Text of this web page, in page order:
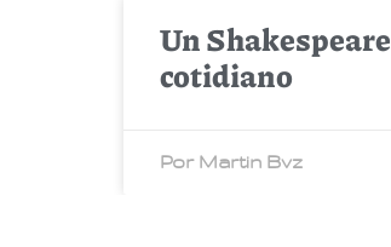
Un Shakespeare
cotidiano
Por Martin Bvz